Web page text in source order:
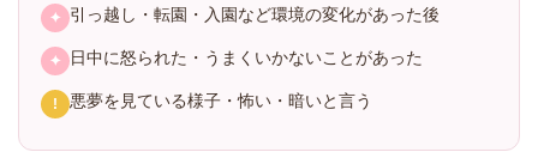
✦ 引っ越し・転園・入園など環境の変化があった後
✦ 日中に怒られた・うまくいかないことがあった
! 悪夢を見ている様子・怖い・暗いと言う